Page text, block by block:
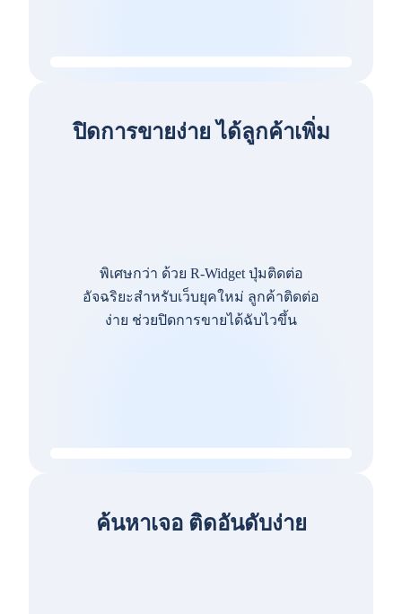
ปิดการขายง่าย ได้ลูกค้าเพิ่ม
พิเศษกว่า ด้วย R-Widget ปุ่มติดต่อ
อัจฉริยะสำหรับเว็บยุคใหม่ ลูกค้าติดต่อ
ง่าย ช่วยปิดการขายได้ฉับไวขึ้น
ค้นหาเจอ ติดอันดับง่าย